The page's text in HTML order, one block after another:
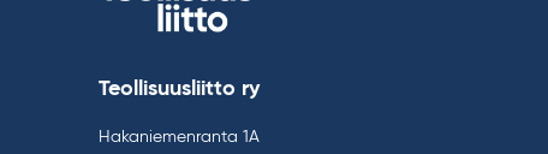
Teollisuusliitto ry
Hakaniemenranta 1A